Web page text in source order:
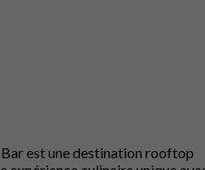
est une destination rooftop